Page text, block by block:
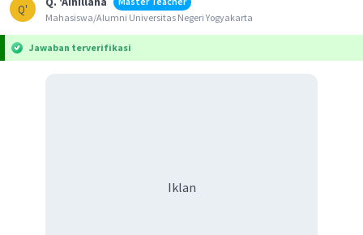
Q'
Mahasiswa/Alumni Universitas Negeri Yogyakarta
Jawaban terverifikasi
Iklan